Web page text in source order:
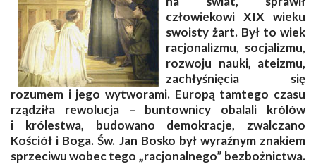
człowiekowi XIX wieku
swoisty żart. Był to wiek
racjonalizmu, socjalizmu,
rozwoju nauki, ateizmu,
zachłyśnięcia się
rozumem i jego wytworami. Europą tamtego czasu
rządziła rewolucja – buntownicy obalali królów
i królestwa, budowano demokracje, zwalczano
Kościół i Boga. Św. Jan Bosko był wyraźnym znakiem
sprzeciwu wobec tego „racjonalnego” bezbożnictwa.